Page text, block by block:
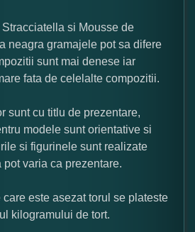
si Mousse de
neagra gramajele pot sa difere
sunt mai denese iar
fata de celelalte compozitii.
sunt cu titlu de prezentare,
modele sunt orientative si
si figurinele sunt realizate
varia ca prezentare.
este asezat torul se plateste
kilogramului de tort.